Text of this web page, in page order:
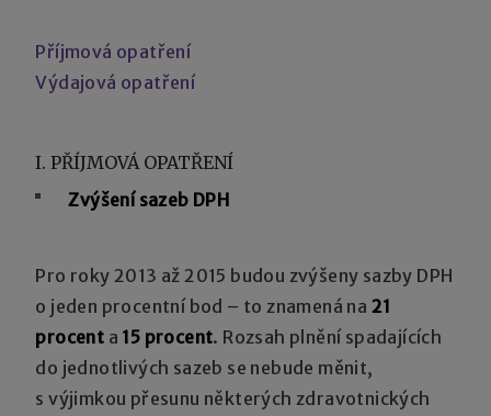
Příjmová opatření
Výdajová opatření
I. PŘÍJMOVÁ OPATŘENÍ
Zvýšení sazeb DPH
Pro roky 2013 až 2015 budou zvýšeny sazby DPH
o jeden procentní bod – to znamená na 21
procent a 15 procent. Rozsah plnění spadajících
do jednotlivých sazeb se nebude měnit,
s výjimkou přesunu některých zdravotnických